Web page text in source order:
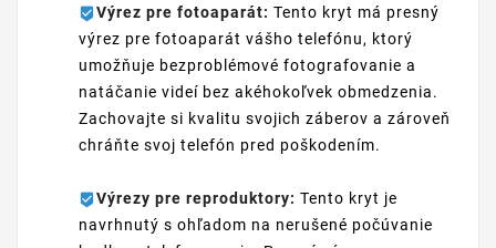
Výrez pre fotoaparát: Tento kryt má presný
výrez pre fotoaparát vášho telefónu, ktorý
umožňuje bezproblémové fotografovanie a
natáčanie videí bez akéhokoľvek obmedzenia.
Zachovajte si kvalitu svojich záberov a zároveň
chráňte svoj telefón pred poškodením.
Výrezy pre reproduktory: Tento kryt je
navrhnutý s ohľadom na nerušené počúvanie